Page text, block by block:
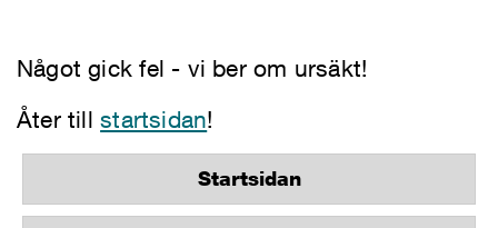
Något gick fel - vi ber om ursäkt!
Åter tillstartsidan!
Startsidan